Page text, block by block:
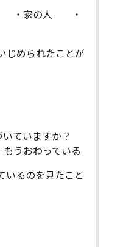
家の人 ・
められたことが
ていますか？
おわっている
るのを見たこと